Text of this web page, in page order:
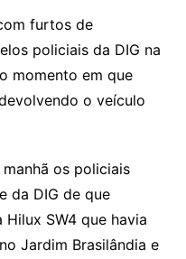
furtos de
policiais da DIG na
momento em que
o veículo
os policiais
da DIG de que
SW4 que havia
Jardim Brasilândia e